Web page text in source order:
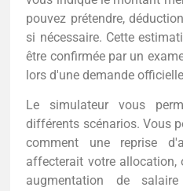
pouvez prétendre,
si nécessaire. Cette
être confirmée par un
lors d'une demande
Le simulateur vous
différents scénarios. Vous
comment une reprise
affecterait votre
augmentation de